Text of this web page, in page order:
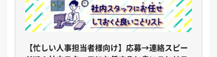
【忙しい人事担当者様向け】応募→連絡スピー